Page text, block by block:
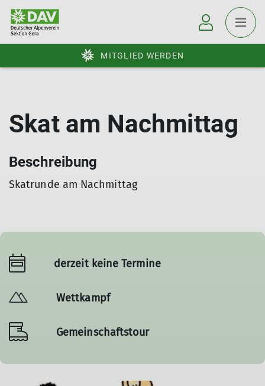
MITGLIED WERDEN
Skat am Nachmittag
Beschreibung
Skatrunde am Nachmittag
derzeit keine Termine
Wettkampf
Gemeinschaftstour